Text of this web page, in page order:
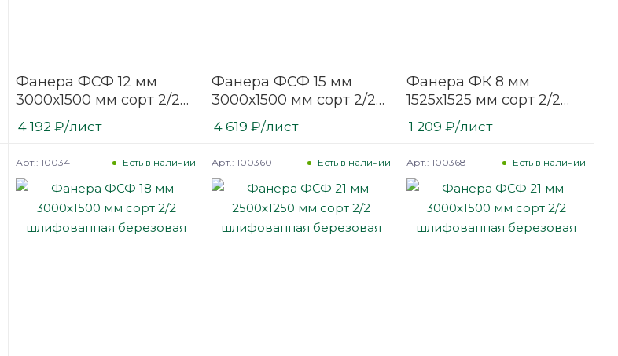
Фанера ФСФ 12 мм
3000х1500 мм сорт 2/2
шлифованная
березовая
4 192 ₽/лист
Фанера ФСФ 15 мм
3000х1500 мм сорт 2/2
шлифованная
березовая
4 619 ₽/лист
Фанера ФК 8 мм
1525х1525 мм сорт 2/2
шлифованная
березовая
1 209 ₽/лист
Есть в наличии
Арт.: 100341 Есть в наличии
Арт.: 100360 Есть в наличии
Арт.: 100368